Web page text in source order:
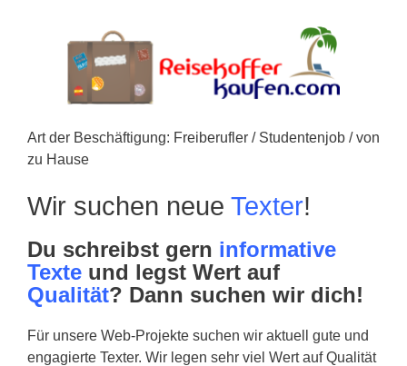
Art der Beschäftigung: Freiberufler / Studentenjob / von
zu Hause
Wir suchen neue Texter!
Du schreibst gern informative
Texte und legst Wert auf
Qualität? Dann suchen wir dich!
Für unsere Web-Projekte suchen wir aktuell gute und
engagierte Texter. Wir legen sehr viel Wert auf Qualität